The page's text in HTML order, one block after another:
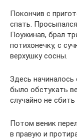
Покончив с
спать.
Поужинав, брал
потихонечку, с
верхушку сосны.
Здесь
было обстукать
случайно не сбить
Потом веник
в правую и